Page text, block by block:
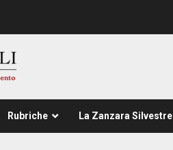
Rubriche La Zanzara Silvestre